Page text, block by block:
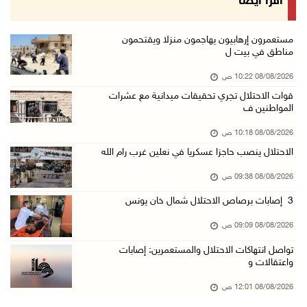
قوات الاحتلال تقتحم بيت لحم
قوات الاحتلال تعتقل طفلا من قرية عنزا جنوب جن ...
07/آب/2026 10:17 م
نادي الأسير: تجديد أمرَ منع زيارات الأسرى إجر ...
مستعمرون إرهابيون يهاجمون منزلا ويقتحمون
مناطق في بيت ل
08/08/2026 10:22 ص
قوات الاحتلال تجري تحقيقات ميدانية مع عشرات
المواطنين ف
08/08/2026 10:18 ص
الاحتلال ينصب حاجزا عسكريا في نعلين غرب رام الله
08/08/2026 09:38 ص
3 إصابات برصاص الاحتلال شمال خان يونس
08/08/2026 09:09 ص
تواصل انتهاكات الاحتلال والمستعمرين: إصابات
واعتقالات و
08/08/2026 12:01 ص